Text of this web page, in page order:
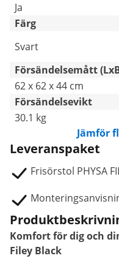
Ja
Färg
Svart
Försändelsemått
62 x 62 x 44 cm
Försändelsevikt
30.1 kg
Jämför
Leveranspaket
Frisörstol PHYSA
Komfort för dig och
Filey Black